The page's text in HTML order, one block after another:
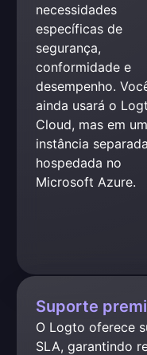
necessidades
específicas de
segurança,
conformidade e
desempenho.
ainda usará o
Cloud, mas em
instância separada
hospedada no
Microsoft Azure.
Suporte
O Logto oferece
SLA, garantindo